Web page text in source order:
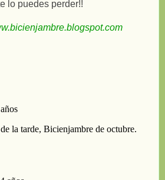
lo puedes perder!!